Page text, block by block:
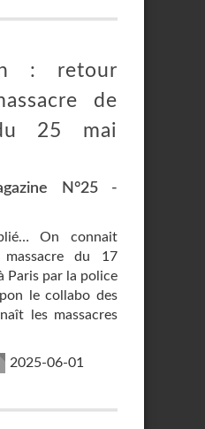
: retour
de
25 mai
N°25 -
On connait
massacre du 17
Paris par la police
le collabo des
les massacres
2025-06-01